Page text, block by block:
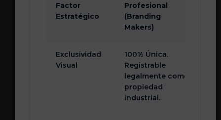
Factor
Estratégico
Profesional
(Branding
Makers)
Exclusividad
Visual
100% Única.
Registrable
legalmente como
propiedad
industrial.